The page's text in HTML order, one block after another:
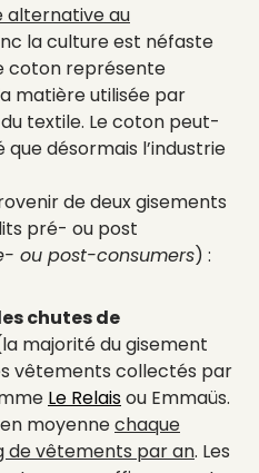
alternative au
la culture est néfaste
coton représente
matière utilisée par
textile. Le coton peut-
désormais l’industrie
de deuxgisements
pré- ou post
ou post-consumers) :
chutes de
majorité du gisement
vêtements collectés par
Le Relaisou Emmaüs.
moyennechaque
de vêtements par an. Les